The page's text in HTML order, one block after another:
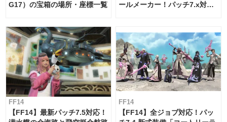
G17）の宝箱の場所・座標一覧
ールメーカー！パッチ7.x対応
FF14
【FF14】最新パッチ7.5対応！
FF14
【FF14】全ジョブ対応！パッ